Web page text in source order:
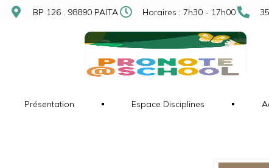
BP 126 . 98890 PAITA Horaires : 7h30 - 17h00
Présentation Espace Disciplines